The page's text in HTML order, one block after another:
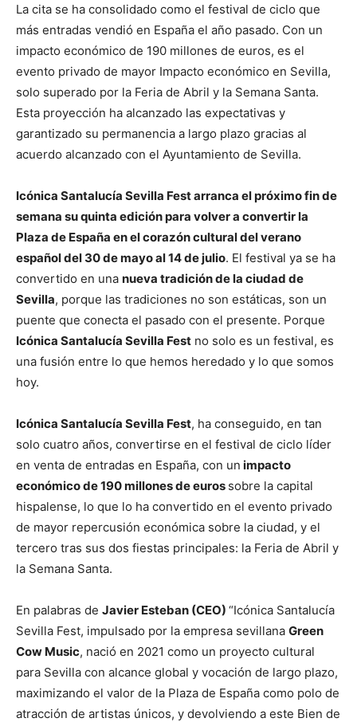
La cita se ha consolidado como el festival de ciclo que
más entradas vendió en España el año pasado. Con un
impacto económico de 190 millones de euros, es el
evento privado de mayor Impacto económico en Sevilla,
solo superado por la Feria de Abril y la Semana Santa.
Esta proyección ha alcanzado las expectativas y
garantizado su permanencia a largo plazo gracias al
acuerdo alcanzado con el Ayuntamiento de Sevilla.
Icónica Santalucía Sevilla Fest arranca el próximo fin de
semana su quinta edición para volver a convertir la
Plaza de España en el corazón cultural del verano
español del 30 de mayo al 14 de julio. El festival ya se ha
convertido en una nueva tradición de la ciudad de
Sevilla, porque las tradiciones no son estáticas, son un
puente que conecta el pasado con el presente. Porque
Icónica Santalucía Sevilla Fest no solo es un festival, es
una fusión entre lo que hemos heredado y lo que somos
hoy.
Icónica Santalucía Sevilla Fest, ha conseguido, en tan
solo cuatro años, convertirse en el festival de ciclo líder
en venta de entradas en España, con un impacto
económico de 190 millones de euros sobre la capital
hispalense, lo que lo ha convertido en el evento privado
de mayor repercusión económica sobre la ciudad, y el
tercero tras sus dos fiestas principales: la Feria de Abril y
la Semana Santa.
En palabras de Javier Esteban (CEO) “Icónica Santalucía
Sevilla Fest, impulsado por la empresa sevillana Green
Cow Music, nació en 2021 como un proyecto cultural
para Sevilla con alcance global y vocación de largo plazo,
maximizando el valor de la Plaza de España como polo de
atracción de artistas únicos, y devolviendo a este Bien de